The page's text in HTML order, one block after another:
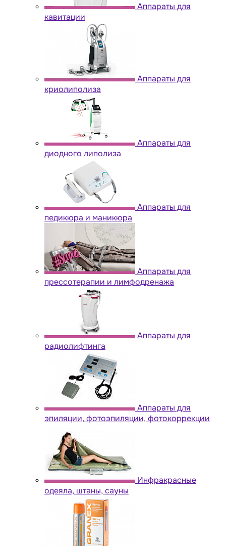
Аппараты для
кавитации
Аппараты для
криолиполиза
Аппараты для
диодного липолиза
Аппараты для
педикюра и маникюра
Аппараты для
прессотерапии и лимфодренажа
Аппараты для
радиолифтинга
Аппараты для
эпиляции, фотоэпиляции, фотокоррекции
Инфракрасные
одеяла, штаны, сауны